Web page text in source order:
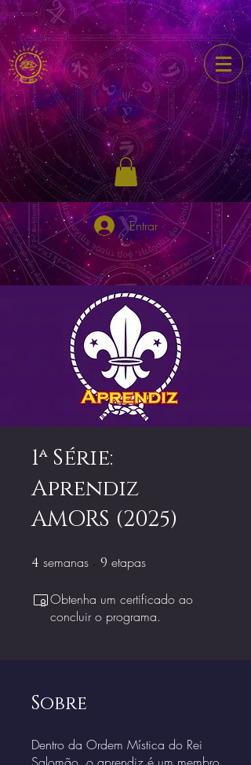
Entrar
1ª Série:
Aprendiz
AMORS (2025)
4 semanas 4 semanas
9 etapas
Obtenha um certificado ao
concluir o programa.
Sobre
Dentro da Ordem Mística do Rei